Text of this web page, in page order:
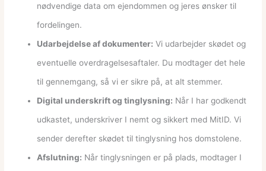
nødvendige data om ejendommen og jeres ønsker til
fordelingen.
Udarbejdelse af dokumenter: Vi udarbejder skødet og
eventuelle overdragelsesaftaler. Du modtager det hele
til gennemgang, så vi er sikre på, at alt stemmer.
Digital underskrift og tinglysning: Når I har godkendt
udkastet, underskriver I nemt og sikkert med MitID. Vi
sender derefter skødet til tinglysning hos domstolene.
Afslutning: Når tinglysningen er på plads, modtager I